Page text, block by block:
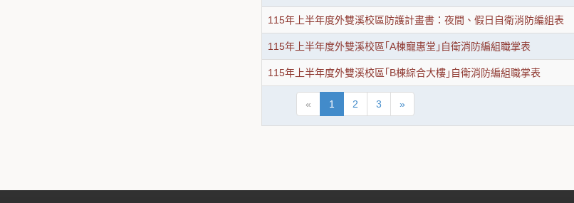
115年上半年度外雙溪校區防護計畫書：夜間、假日自衛消防編組表
115年上半年度外雙溪校區｢A棟寵惠堂｣自衛消防編組職掌表
115年上半年度外雙溪校區｢B棟綜合大樓｣自衛消防編組職掌表
« 1 2 3 »